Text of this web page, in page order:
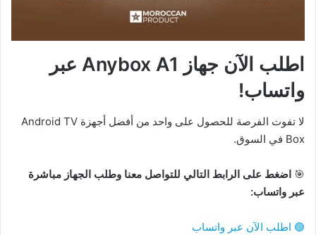
اطلب الآن جهاز Anybox A1 عبر
واتساب!
لا تفوت الفرصة للحصول على واحد من أفضل أجهزة Android TV
Box في السوق.
🎯 اضغط على الرابط التالي للتواصل معنا وطلب الجهاز مباشرة
عبر واتساب:
🟢 اطلب الآن عبر واتساب